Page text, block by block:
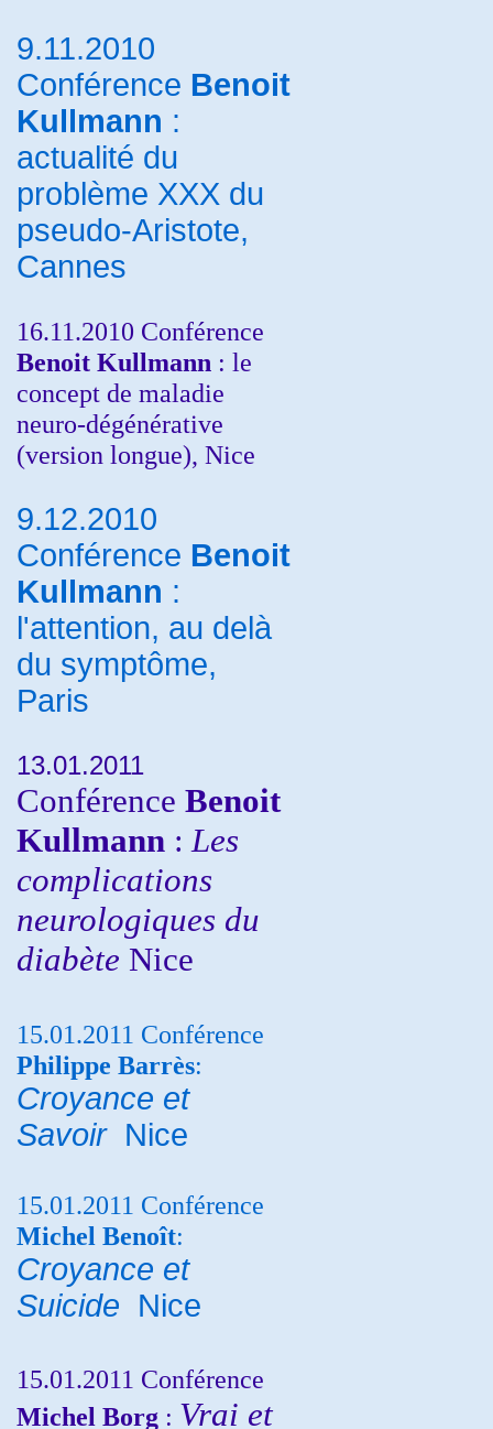
9.11.2010
Conférence Benoit
Kullmann :
actualité du
problème XXX du
pseudo-Aristote,
Cannes
16.11.2010 Conférence
Benoit Kullmann : le
concept de maladie
neuro-dégénérative
(version longue), Nice
9.12.2010
Conférence Benoit
Kullmann :
l'attention, au delà
du symptôme,
Paris
13.01.2011
Conférence Benoit
Kullmann : Les
complications
neurologiques du
diabète Nice
15.01.2011 Conférence
Philippe Barrès:
Croyance et
Savoir Nice
15.01.2011 Conférence
Michel Benoît:
Croyance et
Suicide Nice
15.01.2011 Conférence
Michel Borg : Vrai et